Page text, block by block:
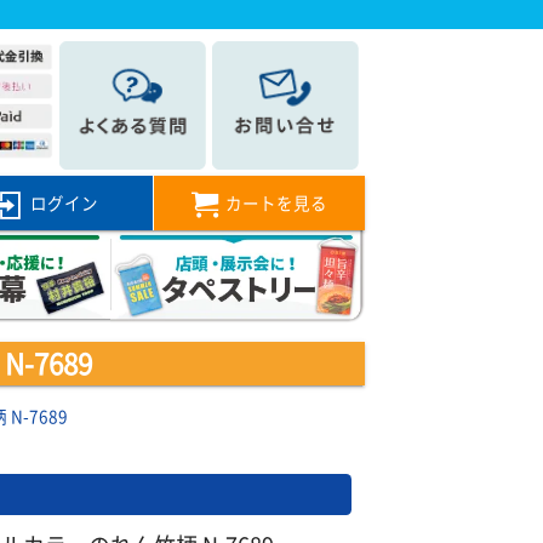
ログイン カートを見る
7689
N-7689